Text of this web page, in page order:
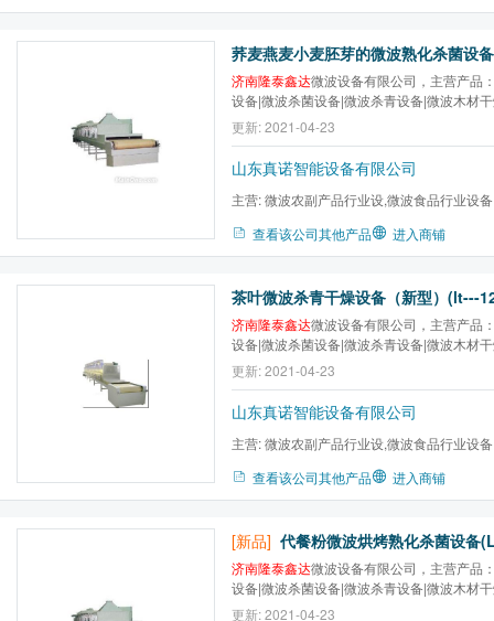
济南隆泰鑫达微波设备有限公司，主营产品
设备|微波杀菌设备|微波杀青设备|微波木材
干设备|微波金银花干燥杀青设备|微波低温
质，卓越服务，让利客户促进隆泰常规设备
更新: 2021-04-23
山东真诺智能设备有限公司
主营:微波农副产品行业设,微波食品行业设
查看该公司其他产品 进入商铺
济南隆泰鑫达微波设备有限公司，主营产品
设备|微波杀菌设备|微波杀青设备|微波木材
干设备|微波金银花干燥杀青设备|微波低温
质，卓越服务，让利客户促进隆泰常规设备
更新: 2021-04-23
山东真诺智能设备有限公司
主营:微波农副产品行业设,微波食品行业设
查看该公司其他产品 进入商铺
[新品]
济南隆泰鑫达微波设备有限公司，主营产品
设备|微波杀菌设备|微波杀青设备|微波木材
干设备|微波金银花干燥杀青设备。卓越品质
更新: 2021-04-23